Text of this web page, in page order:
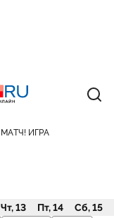
МАТЧ! ИГРА
Чт, 13 Пт, 14 Сб, 15